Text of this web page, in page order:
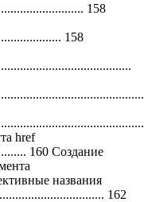
158
158
href
160 Создание
названия
162